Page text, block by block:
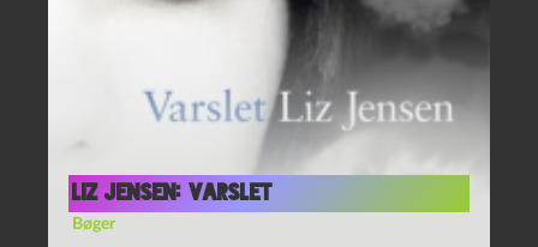
Liz Jensen: Varslet
Bøger